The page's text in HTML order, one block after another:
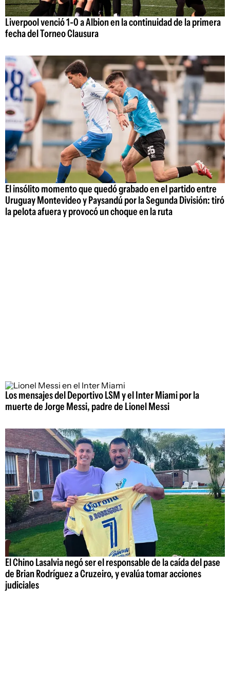
Liverpool venció 1-0 a Albion en la continuidad de la primera
fecha del Torneo Clausura
El insólito momento que quedó grabado en el partido entre
Uruguay Montevideo y Paysandú por la Segunda División: tiró
la pelota afuera y provocó un choque en la ruta
Los mensajes del Deportivo LSM y el Inter Miami por la
muerte de Jorge Messi, padre de Lionel Messi
El Chino Lasalvia negó ser el responsable de la caída del pase
de Brian Rodríguez a Cruzeiro, y evalúa tomar acciones
judiciales